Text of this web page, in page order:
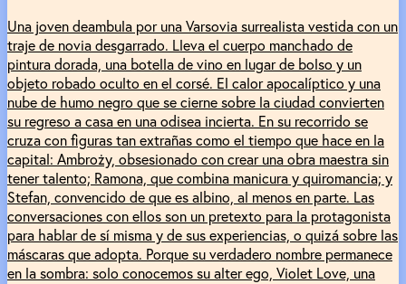
Una joven deambula por una Varsovia surrealista vestida con un
traje de novia desgarrado. Lleva el cuerpo manchado de
pintura dorada, una botella de vino en lugar de bolso y un
objeto robado oculto en el corsé. El calor apocalíptico y una
nube de humo negro que se cierne sobre la ciudad convierten
su regreso a casa en una odisea incierta. En su recorrido se
cruza con figuras tan extrañas como el tiempo que hace en la
capital: Ambroży, obsesionado con crear una obra maestra sin
tener talento; Ramona, que combina manicura y quiromancia; y
Stefan, convencido de que es albino, al menos en parte. Las
conversaciones con ellos son un pretexto para la protagonista
para hablar de sí misma y de sus experiencias, o quizá sobre las
máscaras que adopta. Porque su verdadero nombre permanece
en la sombra: solo conocemos su alter ego, Violet Love, una